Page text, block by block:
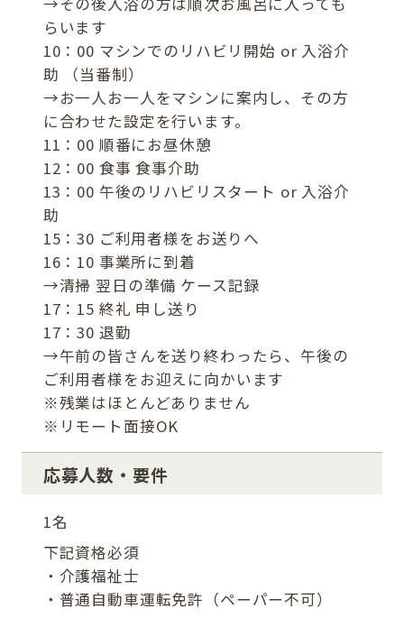
らいます
10：00 マシンでのリハビリ開始 or 入浴介
助 （当番制）
→お一人お一人をマシンに案内し、その方
に合わせた設定を行います。
11：00 順番にお昼休憩
12：00 食事 食事介助
13：00 午後のリハビリスタート or 入浴介
助
15：30 ご利用者様をお送りへ
16：10 事業所に到着
→清掃 翌日の準備 ケース記録
17：15 終礼 申し送り
17：30 退勤
→午前の皆さんを送り終わったら、午後の
ご利用者様をお迎えに向かいます
※残業はほとんどありません
※リモート面接OK
応募人数・要件
1名
下記資格必須
・介護福祉士
・普通自動車運転免許（ペーパー不可）